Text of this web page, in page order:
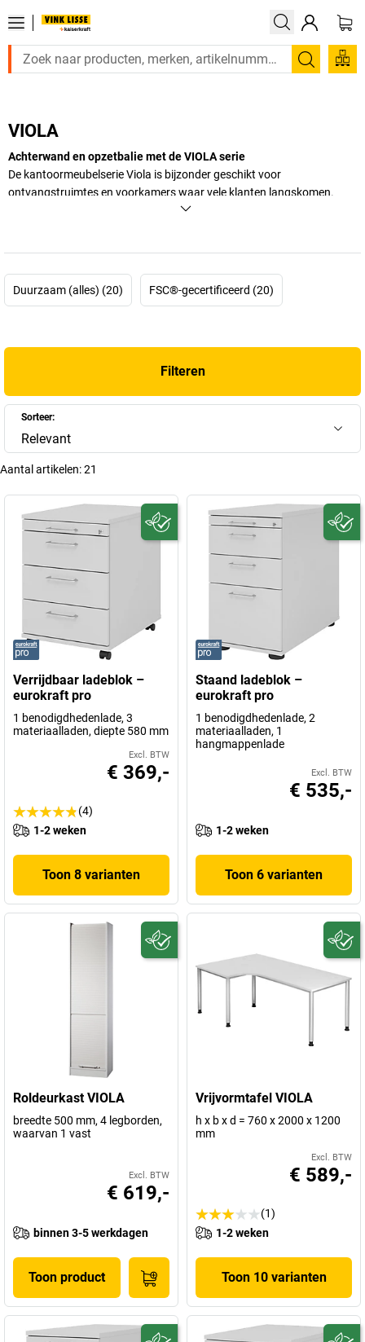
Zoeken
VIOLA
Achterwand en opzetbalie met de VIOLA serie
De kantoormeubelserie Viola is bijzonder geschikt voor
ontvangstruimtes en voorkamers waar vele klanten langskomen.
Achterwand en opzetbalie bieden privacy en zorgen voor een
Duurzaam (alles) (20) FSC®-gecertificeerd (20)
Filteren
Sorteer:
Relevant
Aantal artikelen:21
Verrijdbaar ladeblok –
eurokraft pro
1 benodigdhedenlade, 3
materiaalladen, diepte 580 mm
Excl. BTW
€ 369,-
(4)
1-2 weken
Toon 8 varianten
Staand ladeblok –
eurokraft pro
1 benodigdhedenlade, 2
materiaalladen, 1
hangmappenlade
Excl. BTW
€ 535,-
1-2 weken
Toon 6 varianten
Roldeurkast VIOLA
breedte 500 mm, 4 legborden,
waarvan 1 vast
Excl. BTW
€ 619,-
binnen 3-5 werkdagen
Toon product
Vrijvormtafel VIOLA
h x b x d = 760 x 2000 x 1200
mm
Excl. BTW
€ 589,-
(1)
1-2 weken
Toon 10 varianten